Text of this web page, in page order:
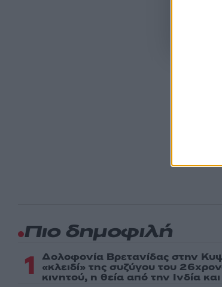
Πιο δημοφιλή
1 Δολοφονία Βρετανίδας στην
«κλειδί» της συζύγου του
κινητού, η θεία από την Ινδία